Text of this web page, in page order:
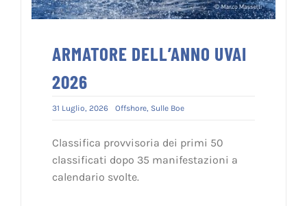
ARMATORE DELL’ANNO UVAI
2026
31 Luglio, 2026 Offshore, Sulle Boe
Classifica provvisoria dei primi 50
classificati dopo 35 manifestazioni a
calendario svolte.